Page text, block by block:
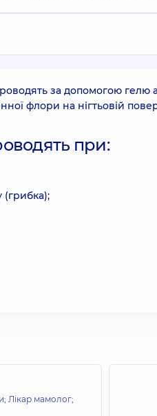
за допомогою гелю
флори на нігтьовій
при:
(грибка);
Лікар мамолог;